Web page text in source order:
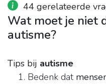
44 gerelateerde
Wat moet je niet
autisme?
Tips bij autisme
Bedenk dat